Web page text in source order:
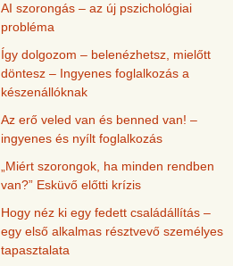
AI szorongás – az új pszichológiai
probléma
Így dolgozom – belenézhetsz, mielőtt
döntesz – Ingyenes foglalkozás a
készenállóknak
Az erő veled van és benned van! –
ingyenes és nyílt foglalkozás
„Miért szorongok, ha minden rendben
van?” Esküvő előtti krízis
Hogy néz ki egy fedett családállítás –
egy első alkalmas résztvevő személyes
tapasztalata